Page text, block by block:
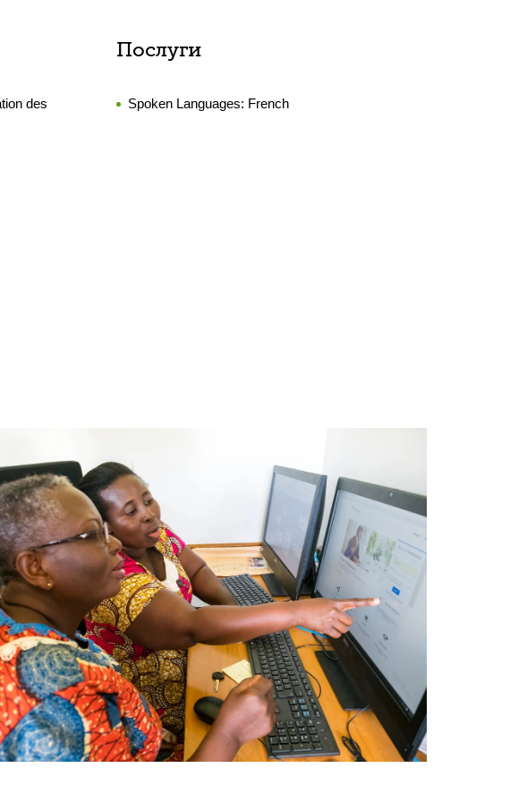
des
Послуги
Spoken Languages: French